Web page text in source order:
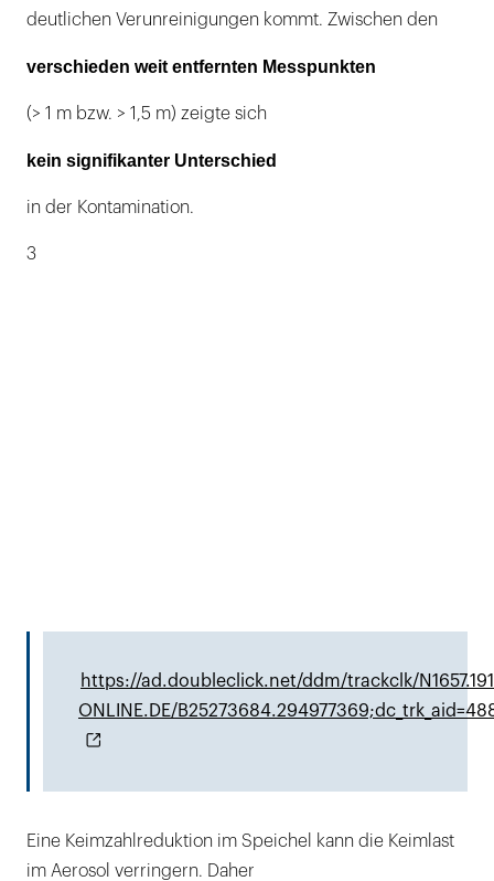
deutlichen Verunreinigungen kommt. Zwischen den
verschieden weit entfernten Messpunkten
(> 1 m bzw. > 1,5 m) zeigte sich
kein signifikanter Unterschied
in der Kontamination.
3
https://ad.doubleclick.net/ddm/trackclk/
ONLINE.DE/
Eine Keimzahlreduktion im Speichel kann die Keimlast
im Aerosol verringern. Daher